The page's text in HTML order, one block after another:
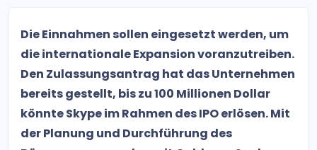
Die Einnahmen sollen eingesetzt werden, um
die internationale Expansion voranzutreiben.
Den Zulassungsantrag hat das Unternehmen
bereits gestellt, bis zu 100 Millionen Dollar
könnte Skype im Rahmen des IPO erlösen. Mit
der Planung und Durchführung des